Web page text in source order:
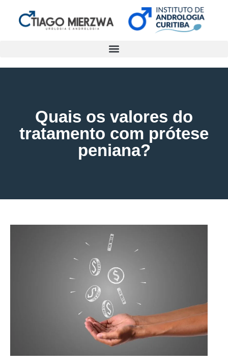
Quais os valores do
tratamento com prótese
peniana?